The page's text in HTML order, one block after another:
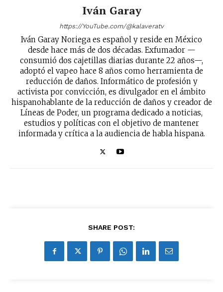
Iván Garay
https://YouTube.com/@kalaveratv
Iván Garay Noriega es español y reside en México
desde hace más de dos décadas. Exfumador —
consumió dos cajetillas diarias durante 22 años—,
adoptó el vapeo hace 8 años como herramienta de
reducción de daños. Informático de profesión y
activista por convicción, es divulgador en el ámbito
hispanohablante de la reducción de daños y creador de
Líneas de Poder, un programa dedicado a noticias,
estudios y políticas con el objetivo de mantener
informada y crítica a la audiencia de habla hispana.
SHARE POST: